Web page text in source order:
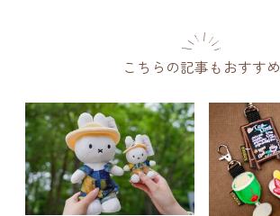
こちらの記事もおすすめ